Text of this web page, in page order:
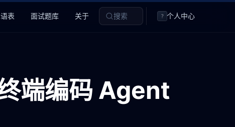
表 面试题库 关于 搜索 ? 个人中心
端编码 Agent